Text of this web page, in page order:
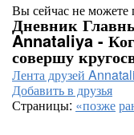
Вы сейчас не можете
Дневник
Annataliya -
совершу
Лента друзей
Добавить в друзья
Страницы: «позже